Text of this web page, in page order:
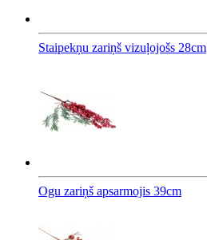
Staipekņu zariņš vizuļojošs 28cm
Ogu zariņš apsarmojis 39cm